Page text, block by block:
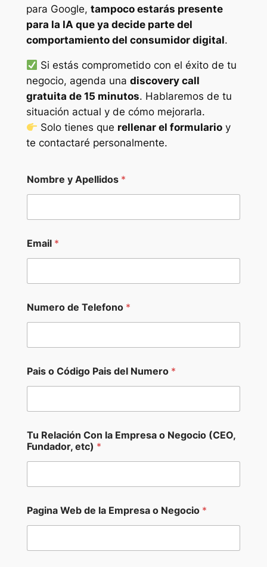
para Google, tampoco estarás presente
para la IA que ya decide parte del
comportamiento del consumidor digital.
Si estás comprometido con el éxito de tu
negocio, agenda una discovery call
gratuita de 15 minutos. Hablaremos de tu
situación actual y de cómo mejorarla.
Solo tienes que rellenar el formularioy
te contactaré personalmente.
Nombre y Apellidos *
Email *
Numero de Telefono *
Pais o Código Pais del Numero *
Tu Relación Con la Empresa o Negocio (CEO,
Fundador, etc) *
a
i
*
Pagina Web de la Empresa o Negocio *